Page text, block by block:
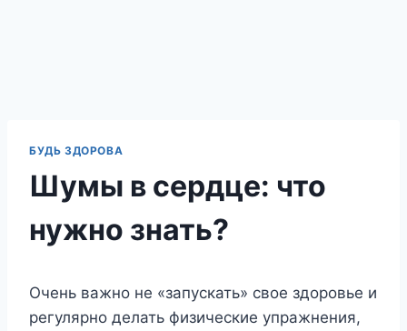
БУДЬ ЗДОРОВА
Шумы в сердце: что
нужно знать?
Очень важно не «запускать» свое здоровье и
регулярно делать физические упражнения,